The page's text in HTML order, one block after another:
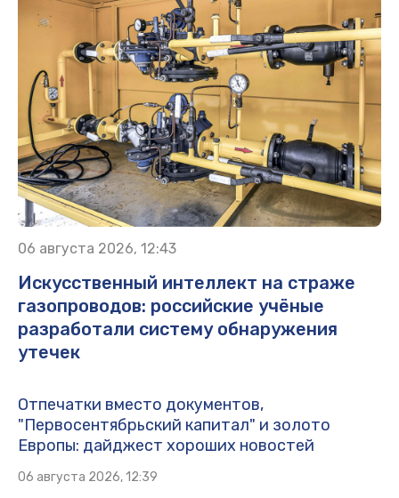
06 августа 2026, 12:43
Искусственный интеллект на страже
газопроводов: российские учёные
разработали систему обнаружения
утечек
Отпечатки вместо документов,
"Первосентябрьский капитал" и золото
Европы: дайджест хороших новостей
06 августа 2026, 12:39